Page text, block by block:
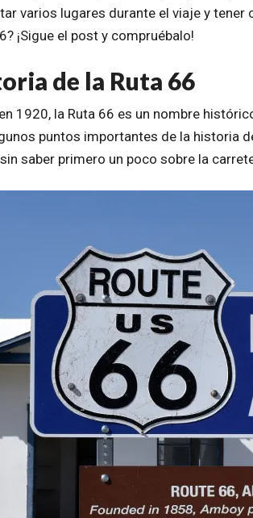
varios lugares durante el viaje y
¡Sigue el post y compruébalo!
de la Ruta 66
1920, la Ruta 66 es un nombre
puntos importantes de la historia
saber primero un poco sobre la